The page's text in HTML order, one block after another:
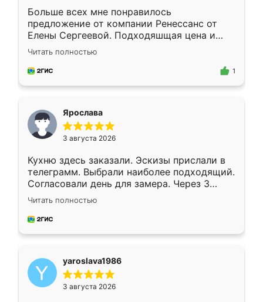
Больше всех мне понравилось
предложение от компании Ренессанс от
Елены Сергеевой. Подходяшщая цена и
короткие сроки изготовления. Приехавший
для замера сотрудник Владислав
предложил по моему эскизу самый
Читать полностью
1
Ярослава
3 августа 2026
Кухню здесь заказали. Эскизы прислали в
телеграмм. Выбрали наиболее подходящий.
Согласовали день для замера. Через 3
недели кухня была уже готова. Остались
довольны работой. Спасибо Ренессанс
мебель за качественную работу!
Читать полностью
yaroslava1986
3 августа 2026